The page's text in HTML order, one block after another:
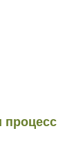
процесс